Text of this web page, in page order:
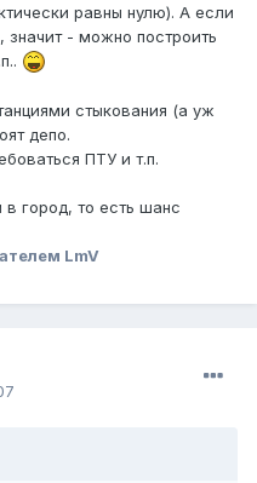
равны нулю). А если
значит - можно построить
стыкования (а уж
депо.
ПТУ и т.п.
город, то есть шанс
LmV